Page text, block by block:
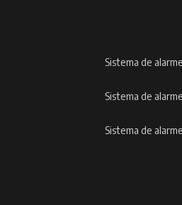
sistema de
sistema de
sistema de